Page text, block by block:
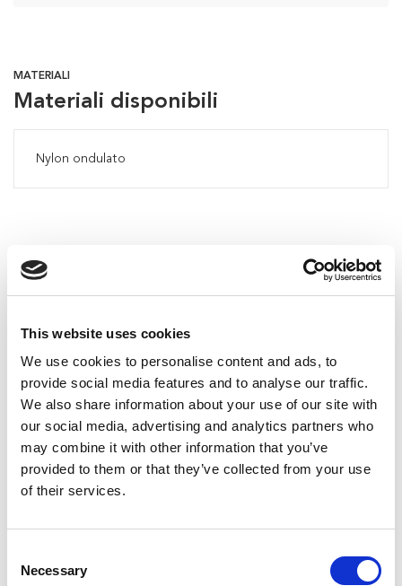
This website uses cookies
We use cookies to personalise content and ads, to
provide social media features and to analyse our traffic.
We also share information about your use of our site with
our social media, advertising and analytics partners who
may combine it with other information that you’ve
provided to them or that they’ve collected from your use
of their services.
Selection
Necessary
MATERIALI
Materiali disponibili
Nylon ondulato
Flaconi consigliati per questo
applicatore: